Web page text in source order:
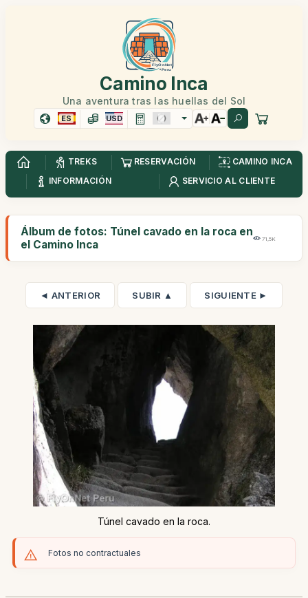
Camino Inca
Una aventura tras las huellas del Sol
ES USD
TREKS RESERVACIÓN
CAMINO INCA
INFORMACIÓN
SERVICIO AL CLIENTE
Álbum de fotos: Túnel cavado en la roca en
el Camino Inca
71,5K
◄ ANTERIOR SUBIR ▲ SIGUIENTE ►
Túnel cavado en la roca.
Fotos no contractuales